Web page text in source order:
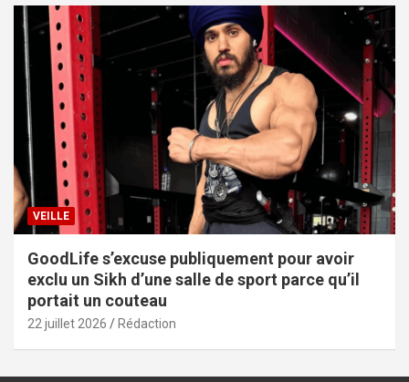
VEILLE
GoodLife s’excuse publiquement pour avoir
exclu un Sikh d’une salle de sport parce qu’il
portait un couteau
22 juillet 2026 Rédaction